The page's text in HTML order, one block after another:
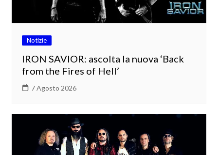
Notizie
IRON SAVIOR: ascolta la nuova ‘Back
from the Fires of Hell’
7 Agosto 2026